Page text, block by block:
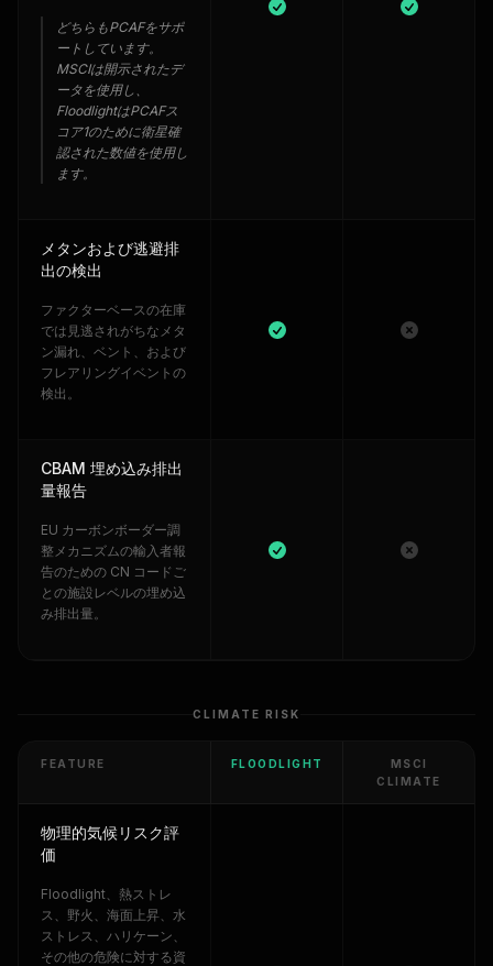
どちらもPCAFをサポ
ートしています。
MSCIは開示されたデ
ータを使用し、
FloodlightはPCAFス
コア1のために衛星確
認された数値を使用し
ます。
メタンおよび逃避排
出の検出
ファクターベースの在庫
では見逃されがちなメタ
ン漏れ、ベント、および
フレアリングイベントの
検出。
CBAM 埋め込み排出
量報告
EU カーボンボーダー調
整メカニズムの輸入者報
告のための CN コードご
との施設レベルの埋め込
み排出量。
CLIMATE RISK
FEATURE FLOODLIGHT
MSCI
CLIMATE
物理的気候リスク評
価
Floodlight、熱ストレ
ス、野火、海面上昇、水
ストレス、ハリケーン、
その他の危険に対する資